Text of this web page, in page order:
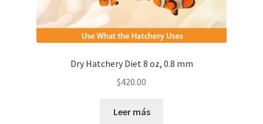
Dry Hatchery Diet 8 oz, 0.8 mm
$420.00
Leer más